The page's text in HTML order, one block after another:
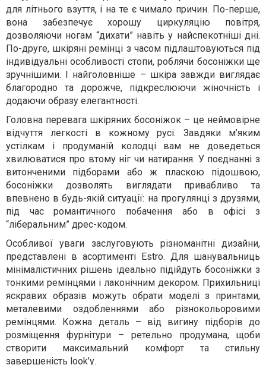
для літнього взуття, і на те є чимало причин. По-перше,
вона забезпечує хорошу циркуляцію повітря,
дозволяючи ногам “дихати” навіть у найспекотніші дні.
По-друге, шкіряні ремінці з часом підлаштовуються під
індивідуальні особливості стопи, роблячи босоніжки ще
зручнішими. І найголовніше – шкіра завжди виглядає
благородно та дорожче, підкреслюючи жіночність і
додаючи образу елегантності.
Головна перевага шкіряних босоніжок – це неймовірне
відчуття легкості в кожному русі. Завдяки м’яким
устілкам і продуманій колодці вам не доведеться
хвилюватися про втому ніг чи натирання. У поєднанні з
витонченими підборами або ж пласкою підошвою,
босоніжки дозволять виглядати привабливо та
впевнено в будь-якій ситуації: на прогулянці з друзями,
під час романтичного побачення або в офісі з
“ліберальним” дрес-кодом.
Особливої уваги заслуговують різноманітні дизайни,
представлені в асортименті Estro. Для шанувальниць
мінімалістичних рішень ідеально підійдуть босоніжки з
тонкими ремінцями і лаконічним декором. Прихильниці
яскравих образів можуть обрати моделі з принтами,
металевими оздобленнями або різнокольоровими
ремінцями. Кожна деталь – від вигину підборів до
розміщення фурнітури – ретельно продумана, щоби
створити максимальний комфорт та стильну
завершеність look’у.